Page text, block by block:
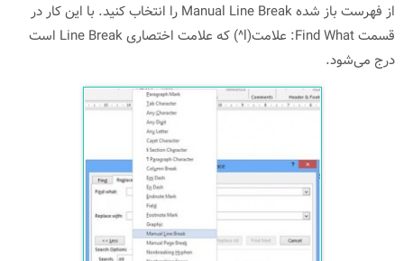
از فهرست باز شده Manual Line Break را انتخاب کنید. با این کار در
قسمت Find What: علامت(l^) که علامت اختصاری Line Break است
درج می‌شود.